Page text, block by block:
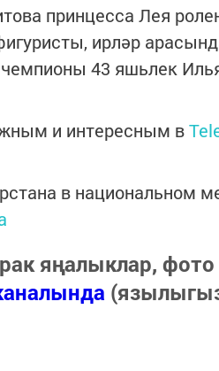
принцесса Лея
ирләр
43 яшьлек
и интересным в
в национальном
яңалыклар,